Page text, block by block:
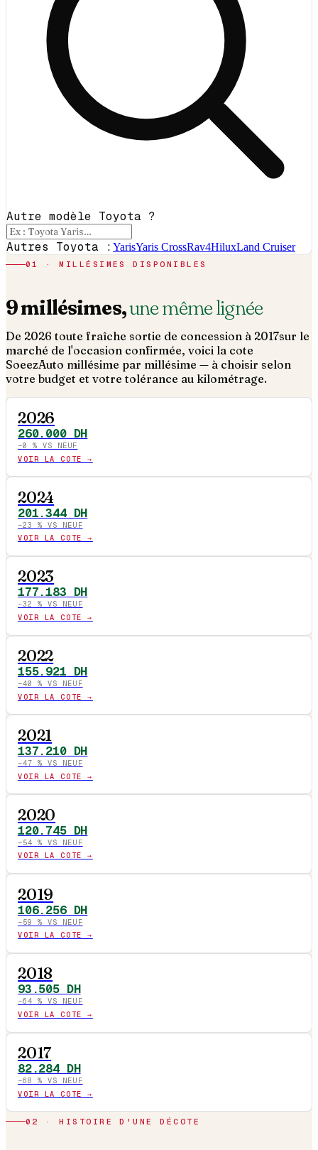
Autre modèle Toyota ?
Autres Toyota : YarisYaris CrossRav4HiluxLand Cruiser
01 · MILLÉSIMES DISPONIBLES
9millésimes,une même lignée
De 2026 toute fraîche sortie de concession à 2017sur le
marché de l'occasion confirmée, voici la cote
SoeezAuto millésime par millésime — à choisir selon
votre budget et votre tolérance au kilométrage.
2026
260.000DH
−0
% VS NEUF
VOIR LA COTE →
2024
201.344DH
−23
% VS NEUF
VOIR LA COTE →
2023
177.183 DH
−32
% VS NEUF
VOIR LA COTE →
2022
155.921 DH
−40
% VS NEUF
VOIR LA COTE →
2021
137.210DH
−47 % VS NEUF
VOIR LA COTE →
2020
120.745DH
−54 % VS NEUF
VOIR LA COTE →
2019
106.256DH
−59
% VS NEUF
VOIR LA COTE →
2018
93.505 DH
−64 % VS NEUF
VOIR LA COTE →
2017
82.284 DH
−68
% VS NEUF
VOIR LA COTE →
02 · HISTOIRE D'UNE DÉCOTE